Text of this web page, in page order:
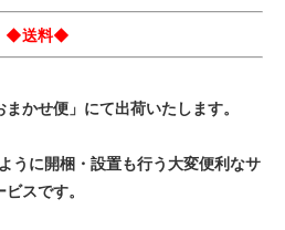
◆送料◆
かせ便」にて出荷いたします。
うに開梱・設置も行う大変便利なサ
ビスです。